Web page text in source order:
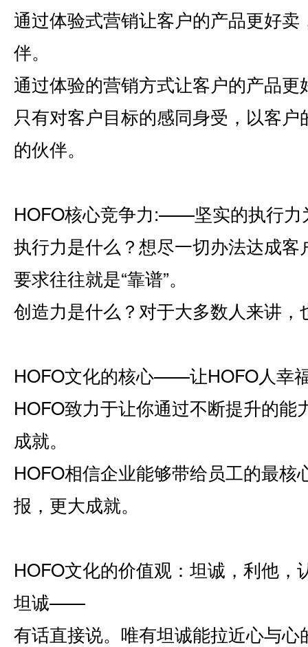
通过体验式营销让客户的产品更好
伴。
通过体验的营销方式让客户的产品
只有对客户目标的感同身受，以客
的伙伴。
HOFO核心竞争力:――坚实的执行力
执行力是什么？想尽一切办法达成
要求往往就是“靠谱”。
创造力是什么？对于大多数人来讲，
HOFO文化的核心――让HOFO人幸
HOFO致力于让你通过不断提升的
成就。
HOFO相信企业能够带给员工的最
报，更大成就。
HOFO文化的价值观：坦诚，利他，
坦诚――
有话直接说。唯有坦诚能拉近心与